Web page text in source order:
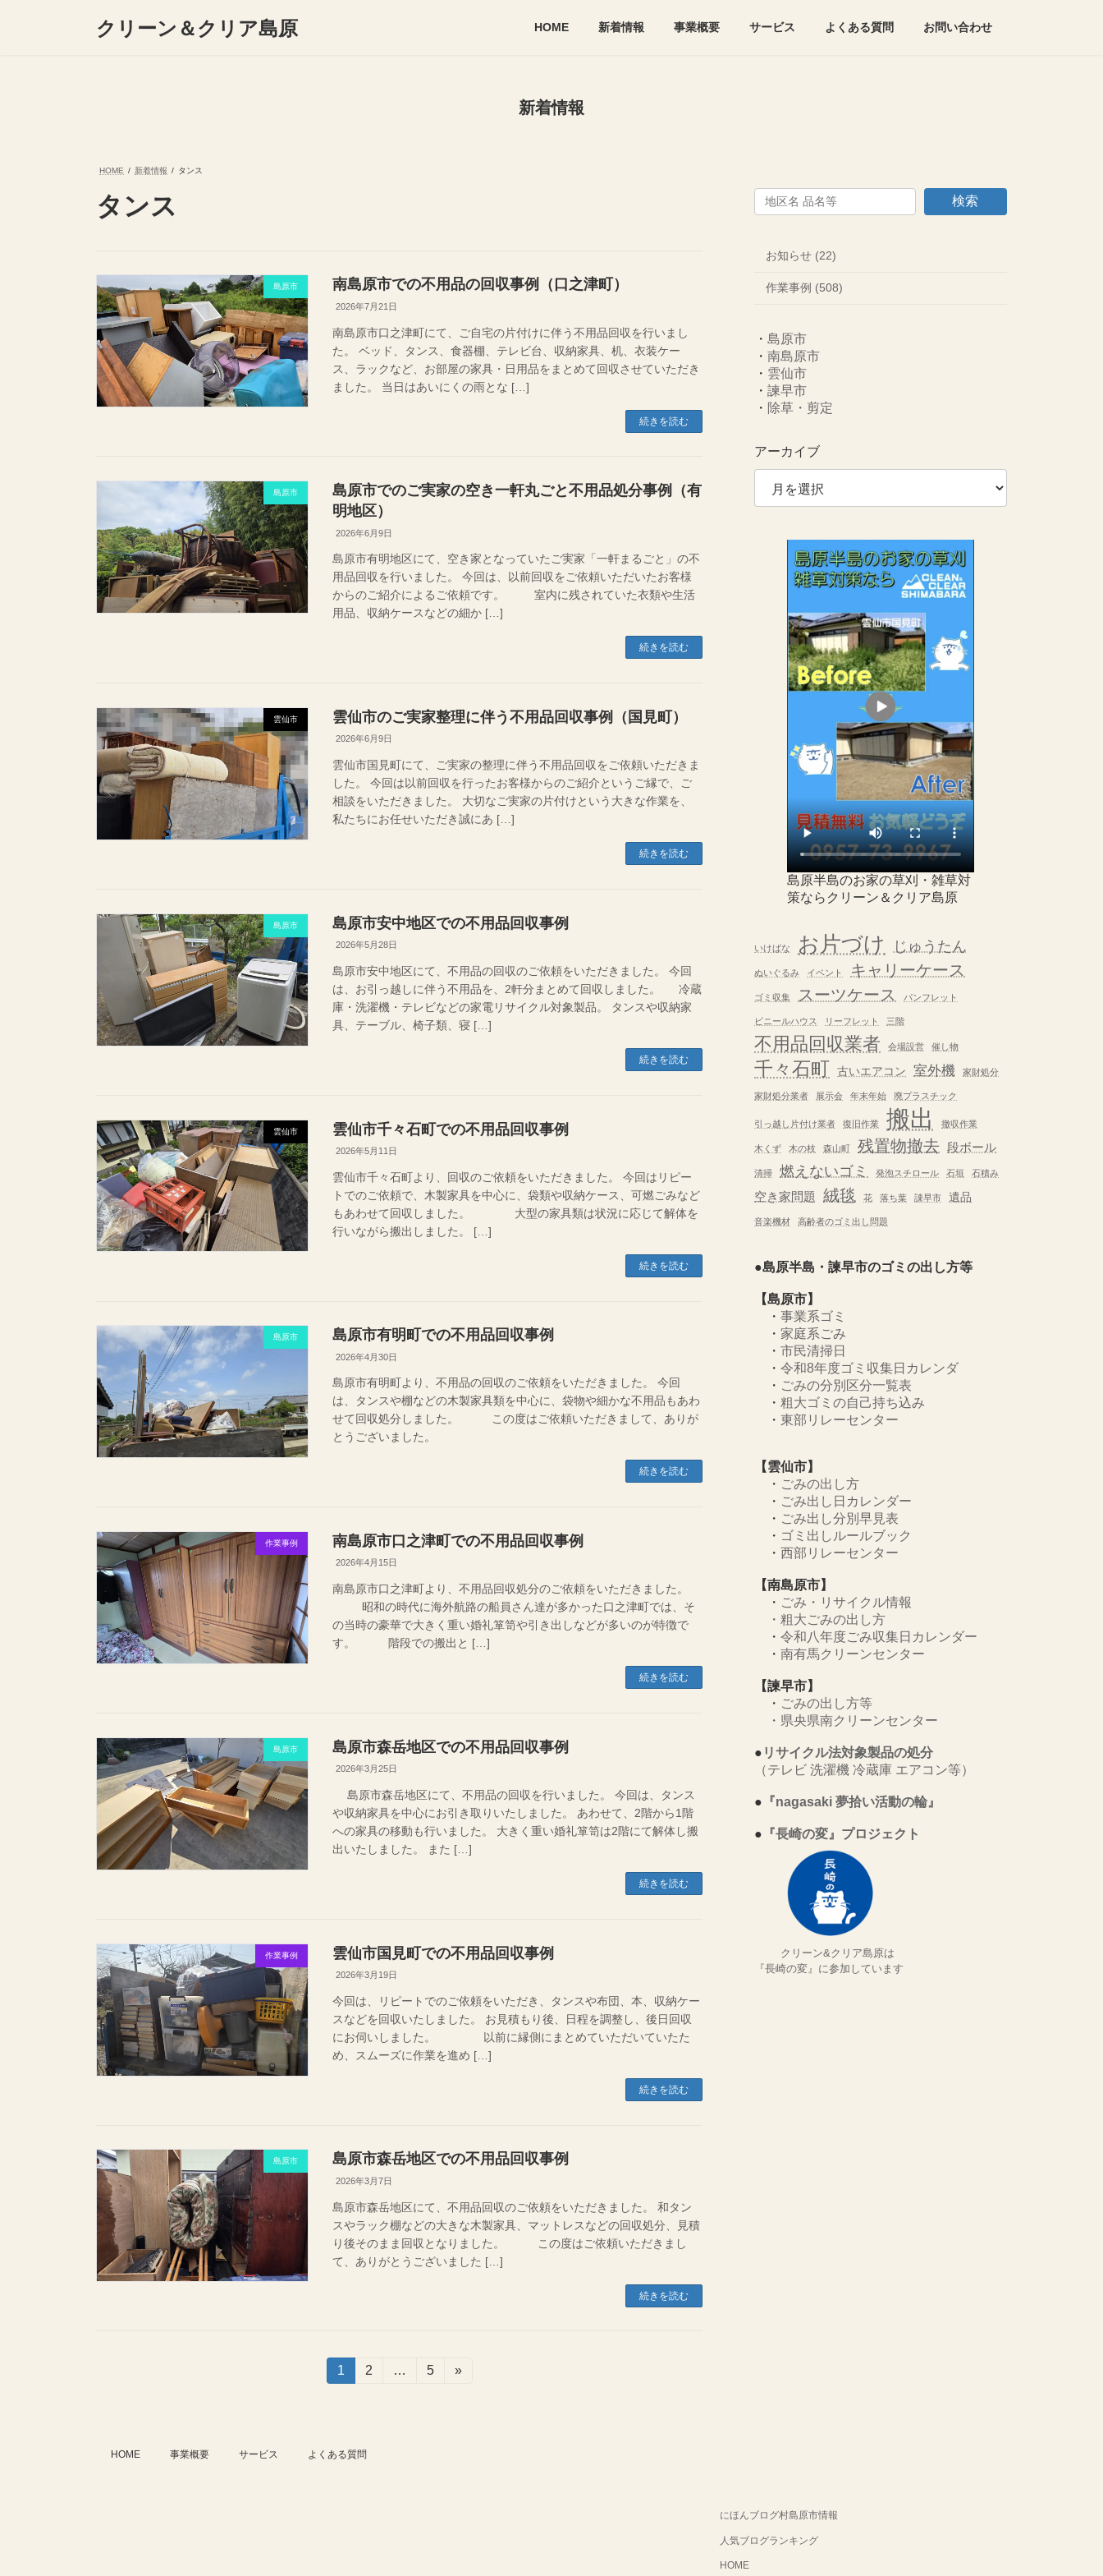
クリーン＆クリア島原 HOME 新着情報 事業概要 サービス よくある質問 お問い合わせ
新着情報
HOME 新着情報 タンス
タンス
島原市 南島原市での不用品の回収事例（口之津町）
2026年7月21日
南島原市口之津町にて、ご自宅の片付けに伴う不用品回収を行いまし
た。 ベッド、タンス、食器棚、テレビ台、収納家具、机、衣装ケー
ス、ラックなど、お部屋の家具・日用品をまとめて回収させていただき
ました。 当日はあいにくの雨とな […]
続きを読む
島原市
島原市でのご実家の空き一軒丸ごと不用品処分事例（有
明地区）
2026年6月9日
島原市有明地区にて、空き家となっていたご実家「一軒まるごと」の不
用品回収を行いました。 今回は、以前回収をご依頼いただいたお客様
からのご紹介によるご依頼です。 室内に残されていた衣類や生活
用品、収納ケースなどの細か […]
続きを読む
雲仙市 雲仙市のご実家整理に伴う不用品回収事例（国見町）
2026年6月9日
雲仙市国見町にて、ご実家の整理に伴う不用品回収をご依頼いただきま
した。 今回は以前回収を行ったお客様からのご紹介というご縁で、ご
相談をいただきました。 大切なご実家の片付けという大きな作業を、
私たちにお任せいただき誠にあ […]
続きを読む
島原市 島原市安中地区での不用品回収事例
2026年5月28日
島原市安中地区にて、不用品の回収のご依頼をいただきました。 今回
は、お引っ越しに伴う不用品を、2軒分まとめて回収しました。 冷蔵
庫・洗濯機・テレビなどの家電リサイクル対象製品。 タンスや収納家
具、テーブル、椅子類、寝 […]
続きを読む
雲仙市 雲仙市千々石町での不用品回収事例
2026年5月11日
雲仙市千々石町より、回収のご依頼をいただきました。 今回はリピー
トでのご依頼で、木製家具を中心に、袋類や収納ケース、可燃ごみなど
もあわせて回収しました。 大型の家具類は状況に応じて解体を
行いながら搬出しました。 […]
続きを読む
島原市 島原市有明町での不用品回収事例
2026年4月30日
島原市有明町より、不用品の回収のご依頼をいただきました。 今回
は、タンスや棚などの木製家具類を中心に、袋物や細かな不用品もあわ
せて回収処分しました。 この度はご依頼いただきまして、ありが
とうございました。
続きを読む
作業事例 南島原市口之津町での不用品回収事例
2026年4月15日
南島原市口之津町より、不用品回収処分のご依頼をいただきました。
昭和の時代に海外航路の船員さん達が多かった口之津町では、そ
の当時の豪華で大きく重い婚礼箪笥や引き出しなどが多いのが特徴で
す。 階段での搬出と […]
続きを読む
島原市 島原市森岳地区での不用品回収事例
2026年3月25日
島原市森岳地区にて、不用品の回収を行いました。 今回は、タンス
や収納家具を中心にお引き取りいたしました。 あわせて、2階から1階
への家具の移動も行いました。 大きく重い婚礼箪笥は2階にて解体し搬
出いたしました。 また […]
続きを読む
作業事例 雲仙市国見町での不用品回収事例
2026年3月19日
今回は、リピートでのご依頼をいただき、タンスや布団、本、収納ケー
スなどを回収いたしました。 お見積もり後、日程を調整し、後日回収
にお伺いしました。 以前に縁側にまとめていただいていたた
め、スムーズに作業を進め […]
続きを読む
島原市 島原市森岳地区での不用品回収事例
2026年3月7日
島原市森岳地区にて、不用品回収のご依頼をいただきました。 和タン
スやラック棚などの大きな木製家具、マットレスなどの回収処分、見積
り後そのまま回収となりました。 この度はご依頼いただきまし
て、ありがとうございました […]
続きを読む
固
定
1
固
2 …
固
5 »
検索
お知らせ (22)
作業事例 (508)
・島原市
・南島原市
・ 雲仙市
・諫早市
・ 除草・剪定
アーカイブ
島原半島のお家の草刈・雑草対
策ならクリーン＆クリア島原
いけばな お片づけ じゅうたん
ぬいぐるみ イベント キャリーケース
ゴミ収集 スーツケース パンフレット
ビニールハウス リーフレット 三階
不用品回収業者 会場設営 催し物
千々石町 古いエアコン 室外機 家財処分
家財処分業者 展示会 年末年始 廃プラスチック
引っ越し片付け業者 復旧作業 搬出 撤収作業
木くず 木の枝 森山町 残置物撤去 段ボール
清掃 燃えないゴミ 発泡スチロール 石垣 石積み
空き家問題 絨毯 花 落ち葉 諌早市 遺品
音楽機材 高齢者のゴミ出し問題
●島原半島・諫早市のゴミの出し方等
【島原市】
・事業系ゴミ
・ 家庭系ごみ
・市民清掃日
・令和8年度ゴミ収集日カレンダ
・ ごみの分別区分一覧表
・粗大ゴミの自己持ち込み
・東部リレーセンター
【雲仙市】
・ ごみの出し方
・ ごみ出し日カレンダー
・ ごみ出し分別早見表
・ ゴミ出しルールブック
・西部リレーセンター
【南島原市】
・ ごみ・リサイクル情報
・粗大ごみの出し方
・令和八年度ごみ収集日カレンダー
・南有馬クリーンセンター
【諫早市】
・ ごみの出し方等
・ 県央県南クリーンセンター
● リサイクル法対象製品の処分
（テレビ 洗濯機 冷蔵庫 エアコン等）
● 『nagasaki 夢拾い活動の輪』
● 『長崎の変』プロジェクト
クリーン&クリア島原は
『長崎の変』に参加しています
HOME 事業概要 サービス よくある質問
にほんブログ村島原市情報
人気ブログランキング
HOME